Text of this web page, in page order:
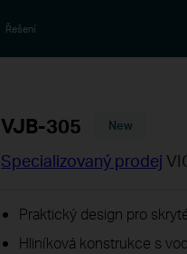
Řešení
VJB-305 New
Specializovaný prodej
Praktický design pro
Hliníková konstrukce s